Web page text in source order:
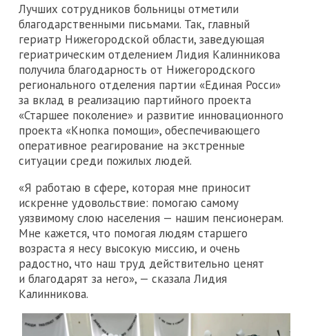
Лучших сотрудников больницы отметили
благодарственными письмами. Так, главный
гериатр Нижегородской области, заведующая
гериатрическим отделением Лидия Калинникова
получила благодарность от Нижегородского
регионального отделения партии «Единая Росси»
за вклад в реализацию партийного проекта
«Старшее поколение» и развитие инновационного
проекта «Кнопка помощи», обеспечивающего
оперативное реагирование на экстренные
ситуации среди пожилых людей.
«Я работаю в сфере, которая мне приносит
искренне удовольствие: помогаю самому
уязвимому слою населения — нашим пенсионерам.
Мне кажется, что помогая людям старшего
возраста я несу высокую миссию, и очень
радостно, что наш труд действительно ценят
и благодарят за него», — сказала Лидия
Калинникова.